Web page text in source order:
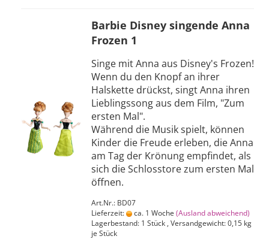
Barbie Disney singende Anna
Frozen 1
Singe mit Anna aus Disney's Frozen!
Wenn du den Knopf an ihrer
Halskette drückst, singt Anna ihren
Lieblingssong aus dem Film, "Zum
ersten Mal".
Während die Musik spielt, können
Kinder die Freude erleben, die Anna
am Tag der Krönung empfindet, als
sich die Schlosstore zum ersten Mal
öffnen.
Art.Nr.: BD07
Lieferzeit:
ca. 1 Woche (Ausland abweichend)
Lagerbestand: 1 Stück , Versandgewicht:0,15 kg
je Stück